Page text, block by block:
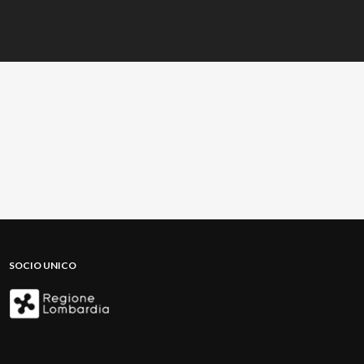
SOCIO UNICO